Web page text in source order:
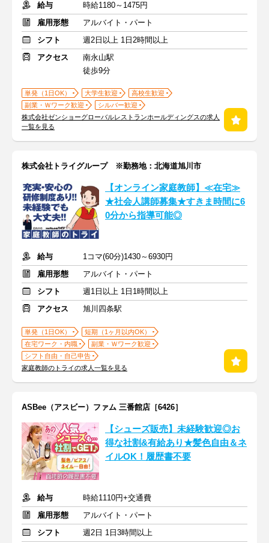
給与
時給1180～1475円
雇用形態
アルバイト・パート
シフト
週2日以上 1日2時間以上
アクセス
南永山駅
徒歩9分
単発（1日OK） 大学生歓迎
高校生歓迎
副業・Ｗワーク歓迎
シルバー歓迎
株式会社ゼンショーグローバルレストランホールディングスの求人
一覧を見る
株式会社トライグループ ※勤務地：北海道旭川市
【オンライン家庭教師】≪在宅≫
★社会人講師募集★すきま時間に6
0分から指導可能◎
給与
1コマ(60分)1430～6930円
雇用形態
アルバイト・パート
シフト
週1日以上 1日1時間以上
アクセス
旭川四条駅
単発（1日OK）
短期（1ヶ月以内OK）
在宅ワーク・内職
副業・Ｗワーク歓迎
シフト自由・自己申告
家庭教師のトライの求人一覧を見る
ASBee（アスビー）ファム 三番館店［6426］
【シューズ販売】未経験歓迎◎お
得な社割&有給あり★髪色自由＆ネ
イルOK！履歴書不要
給与
時給1110円+交通費
雇用形態
アルバイト・パート
シフト
週2日 1日3時間以上